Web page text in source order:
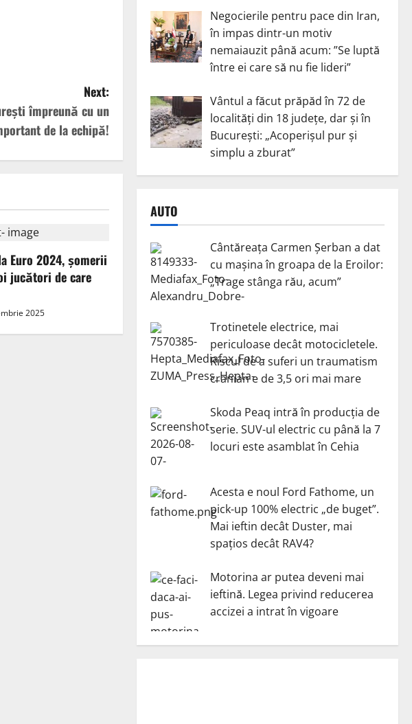
Next:
împreună cu un
de la echipă!
Euro 2024, șomerii
jucători de care
2025
Negocierile pentru pace din Iran,
în impas dintr-un motiv
nemaiauzit până acum: ”Se luptă
între ei care să nu fie lideri”
Vântul a făcut prăpăd în 72 de
localități din 18 județe, dar și în
București: „Acoperișul pur și
simplu a zburat”
AUTO
Cântăreața Carmen Șerban a dat
cu mașina în groapa de la Eroilor:
„Trage stânga rău, acum”
Trotinetele electrice, mai
periculoase decât motocicletele.
Riscul de a suferi un traumatism
cranian e de 3,5 ori mai mare
Skoda Peaq intră în producția de
serie. SUV-ul electric cu până la 7
locuri este asamblat în Cehia
Acesta e noul Ford Fathome, un
pick-up 100% electric „de buget”.
Mai ieftin decât Duster, mai
spațios decât RAV4?
Motorina ar putea deveni mai
ieftină. Legea privind reducerea
accizei a intrat în vigoare